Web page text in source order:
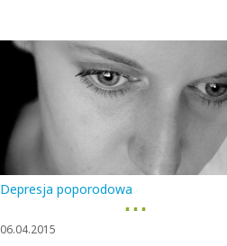
Depresja poporodowa
▪ ▪ ▪
06.04.2015